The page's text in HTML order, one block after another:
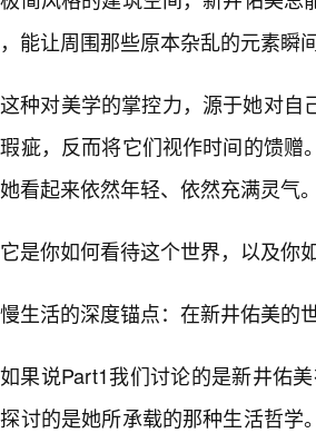
能让周围那些原本杂乱的元素瞬
这种对美学的掌控力，源于她对自
疵，反而将它们视作时间的馈
看起来依然年轻、依然充满灵气
它是你如何看待这个世界，以及你
慢生活的深度锚点：在新井佑美的
如果说Part1我们讨论的是新井佑
讨的是她所承载的那种生活哲